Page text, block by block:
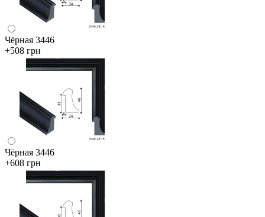
Чёрная 3446
+508 грн
Чёрная 3446
+608 грн